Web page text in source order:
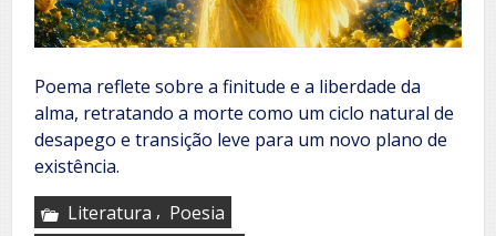
Poema reflete sobre a finitude e a liberdade da
alma, retratando a morte como um ciclo natural de
desapego e transição leve para um novo plano de
existência.
Literatura , Poesia